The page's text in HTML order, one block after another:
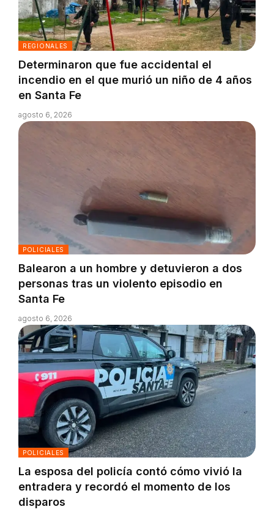
REGIONALES
Determinaron que fue accidental el
incendio en el que murió un niño de 4 años
en Santa Fe
agosto 6, 2026
POLICIALES
Balearon a un hombre y detuvieron a dos
personas tras un violento episodio en
Santa Fe
agosto 6, 2026
POLICIALES
La esposa del policía contó cómo vivió la
entradera y recordó el momento de los
disparos